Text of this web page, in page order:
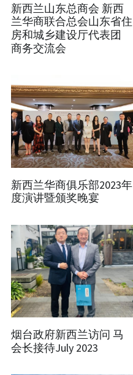
新西兰山东总商会 新西
兰华商联合总会山东省住
房和城乡建设厅代表团
商务交流会
新西兰华商俱乐部2023年
度演讲暨颁奖晚宴
烟台政府新西兰访问 马
会长接待July 2023